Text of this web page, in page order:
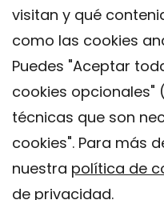
visitan y qué
como las cookies
Puedes "Aceptar
cookies opcionales"
técnicas que son
cookies". Para más
nuestra política de
de privacidad.
Contacto
Política de privacidad